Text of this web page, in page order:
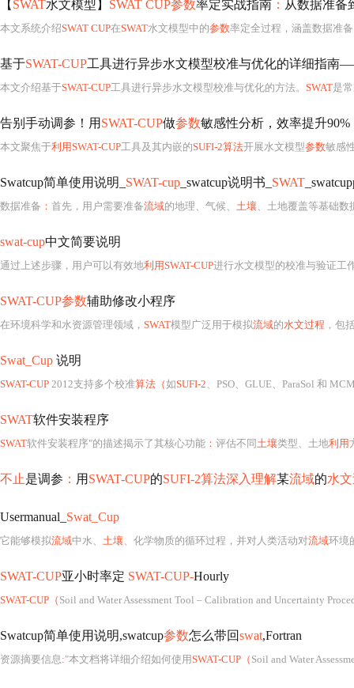
【 SWAT水文模型】 SWAT CUP参数率定实战指南 ： 从数据准备
本文系统介绍SWAT CUP在SWAT水文模型中的参数率定全过程，涵盖数据准
基于SWAT-CUP工具进行异步水文模型校准与优化的详细指南
本文介绍基于SWAT-CUP工具进行异步水文模型校准与优化的方法。 SWAT是
告别手动调参！用 SWAT-CUP做参数敏感性分析，效率提升90%
本文聚焦于利用SWAT-CUP工具及其内嵌的SUFI-2算法开展水文模型参数敏感
Swatcup简单使用说明_ SWAT-cup _swatcup说明书_ SWAT
数据准备 ： 首先，用户需要准备流域的地理、气候、 土壤、土地覆盖等基础数据
swat-cup中文简要说明
通过上述步骤，用户可以有效地利用SWAT-CUP进行水文模型的校准与验证工
SWAT-CUP参数辅助修改小程序
在环境科学和水资源管理领域， SWAT模型广泛用于模拟流域的水文过程 ，包
Swat_Cup 说明
SWAT-CUP 2012支持多个校准算法（如SUFI-2、PSO、GLUE、ParaSol 和 MCMC）
SWAT软件安装程序
SWAT软件安装程序"的描述揭示了其核心功能 ： 评估不同土壤类型、土地利用
不止是调参 ： 用 SWAT-CUP的SUFI-2算法深入理解某流域的水
Usermanual_ Swat_Cup
它能够模拟流域中水、 土壤、化学物质的循环过程，并对人类活动对流域环境
SWAT-CUP亚小时率定 SWAT-CUP-Hourly
SWAT-CUP（ Soil and Water Assessment Tool – Calibration and Uncertainty
Swatcup简单使用说明,swatcup参数怎么带回swat,Fortran
资源摘要信息:"本文档将详细介绍如何使用SWAT-CUP（ Soil and Water Assessment